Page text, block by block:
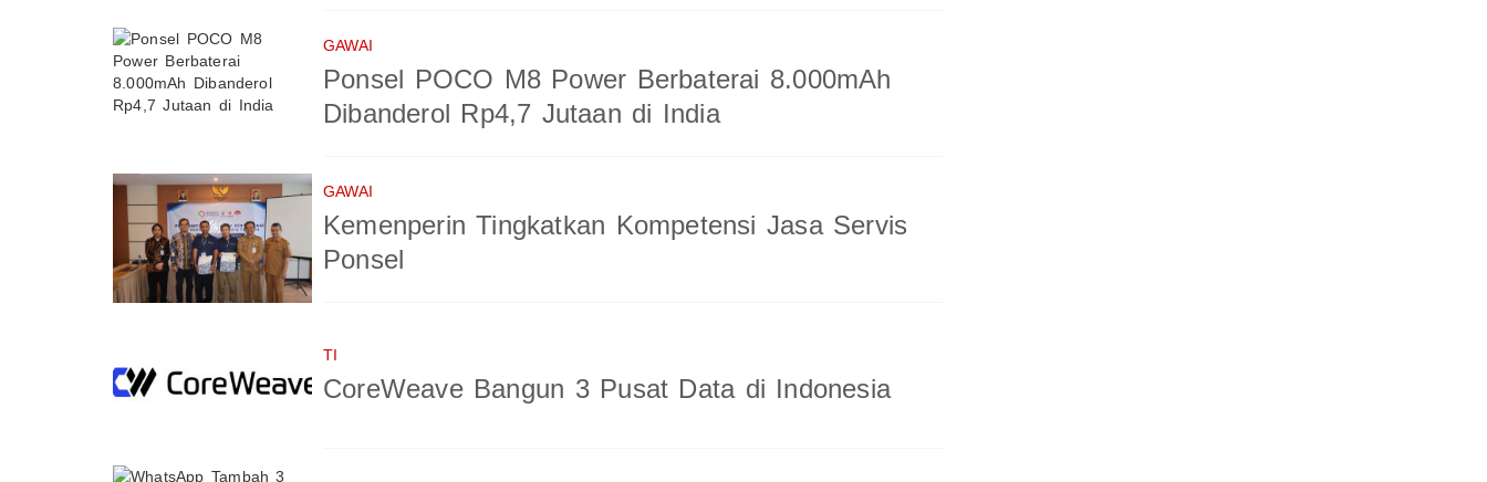
GAWAI
Ponsel POCO M8 Power Berbaterai 8.000mAh
Dibanderol Rp4,7 Jutaan di India
GAWAI
Kemenperin Tingkatkan Kompetensi Jasa Servis
Ponsel
TI
CoreWeave Bangun 3 Pusat Data di Indonesia